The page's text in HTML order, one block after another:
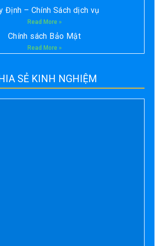
Định – Chính Sách dịch vụ
Read More »
Chính sách Bảo Mật
Read More »
SẺ KINH NGHIỆM